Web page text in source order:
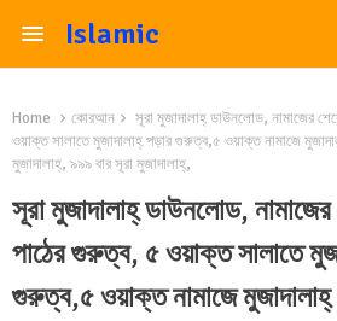
Islamic
Home কোরআন
সূরা মুজাদালাহ্ ডাউনলোড, নামাজের
ওয়াক্ত সালাতে মুজাদালাহ্ পড়ার গুরুত্ব,৫ ওয়াক্ত নামাজে
মুজাদালাহ্, ৯৯৯ বার সূরা মুজাদালাহ্,
সূরা মুজাদালাহ্ ডাউনলোড, নামাজের
পাঠের গুরুত্ব, ৫ ওয়াক্ত সালাতে
গুরুত্ব,৫ ওয়াক্ত নামাজে